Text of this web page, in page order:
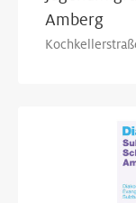
Amberg